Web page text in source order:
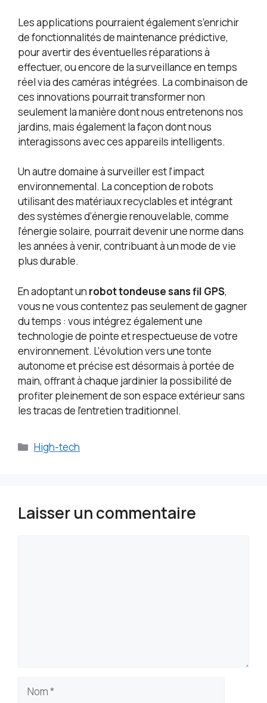
Les applications pourraient également s’enrichir
de fonctionnalités de maintenance prédictive,
pour avertir des éventuelles réparations à
effectuer, ou encore de la surveillance en temps
réel via des caméras intégrées. La combinaison de
ces innovations pourrait transformer non
seulement la manière dont nous entretenons nos
jardins, mais également la façon dont nous
interagissons avec ces appareils intelligents.
Un autre domaine à surveiller est l’impact
environnemental. La conception de robots
utilisant des matériaux recyclables et intégrant
des systèmes d’énergie renouvelable, comme
l’énergie solaire, pourrait devenir une norme dans
les années à venir, contribuant à un mode de vie
plus durable.
En adoptant un robot tondeuse sans fil GPS,
vous ne vous contentez pas seulement de gagner
du temps : vous intégrez également une
technologie de pointe et respectueuse de votre
environnement. L’évolution vers une tonte
autonome et précise est désormais à portée de
main, offrant à chaque jardinier la possibilité de
profiter pleinement de son espace extérieur sans
les tracas de l’entretien traditionnel.
Catégories
High-tech
Laisser un commentaire
Nom